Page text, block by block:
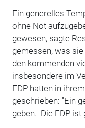
Ein generelles
ohne Not
gewesen, sagte
gemessen, was
den kommenden
insbesondere im
FDP hatten in
geschrieben: "Ein
geben." Die FDP